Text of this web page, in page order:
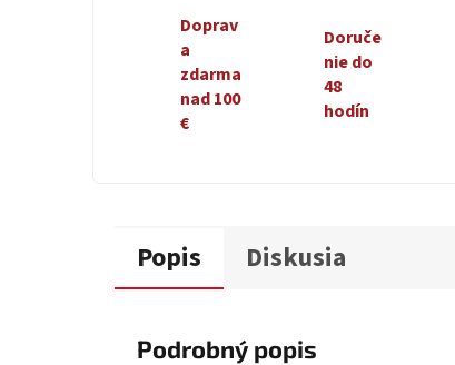
Doprav
a
zdarma
nad 100
€
Doruče
nie do
48
hodín
Popis Diskusia
Podrobný popis